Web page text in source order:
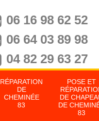
06 16 98 62 52
06 64 03 89 98
04 82 29 63 27
RÉPARATION
DE
CHEMINÉE
83
POSE ET
DE
DE
83